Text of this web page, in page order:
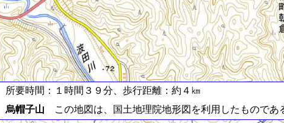
所要時間：１時間３９分、歩行距離：約４㎞
烏帽子山 この地図は、国土地理院地形図を利用したものであ